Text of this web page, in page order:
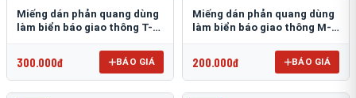
Miếng dán phản quang dùng
làm biển báo giao thông T-
300.000đ BÁO GIÁ
Miếng dán phản quang dùng
làm biển báo giao thông M-
200.000đ BÁO GIÁ